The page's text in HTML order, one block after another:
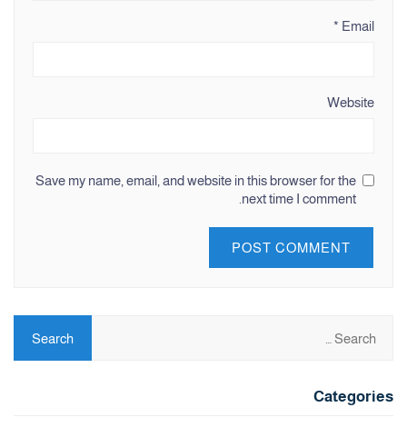
Email
*
Website
Save my name, email, and website in this browser for the
next time I comment.
Categories